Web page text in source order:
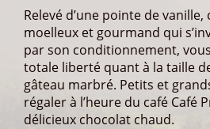
Relevé d’une pointe de vanille,
moelleux et gourmand qui
par son conditionnement,
totale liberté quant à la taille
gâteau marbré. Petits et
régaler à l’heure du café Café
délicieux chocolat chaud.